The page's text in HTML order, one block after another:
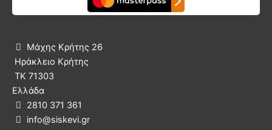

Μάχης Κρήτης 26
Ηράκλειο Κρήτης
ΤΚ 71303
Ελλάδα
 2810 371 361
 info@siskevi.gr